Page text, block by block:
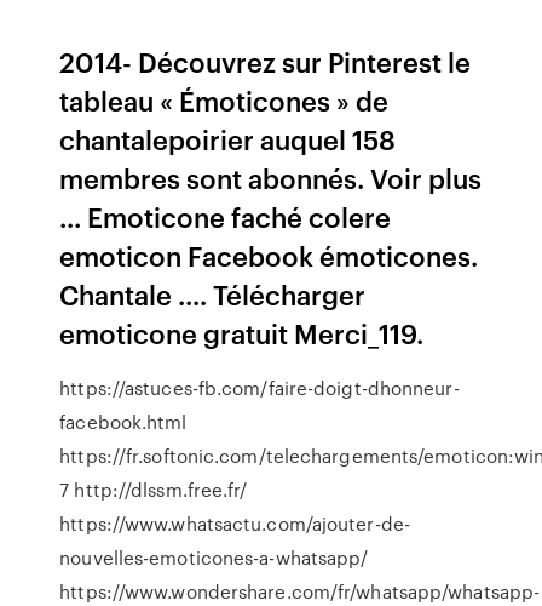
2014- Découvrez sur Pinterest le
tableau « Émoticones » de
chantalepoirier auquel 158
membres sont abonnés. Voir plus
... Emoticone faché colere
emoticon Facebook émoticones.
Chantale .... Télécharger
emoticone gratuit Merci_119.
https://astuces-fb.com/faire-doigt-dhonneur-
facebook.html
https://fr.softonic.com/telechargements/
7 http://dlssm.free.fr/
https://www.whatsactu.com/ajouter-de-
nouvelles-emoticones-a-whatsapp/
https://www.wondershare.com/fr/whatsapp/whatsapp-